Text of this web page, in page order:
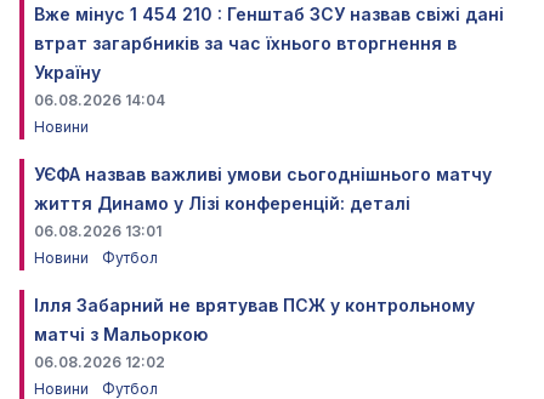
Вже мінус 1 454 210 : Генштаб ЗСУ назвав свіжі дані
втрат загарбників за час їхнього вторгнення в
Україну
06.08.2026 14:04
Новини
УЄФА назвав важливі умови сьогоднішнього матчу
життя Динамо у Лізі конференцій: деталі
06.08.2026 13:01
Новини
Футбол
Ілля Забарний не врятував ПСЖ у контрольному
матчі з Мальоркою
06.08.2026 12:02
Новини
Футбол